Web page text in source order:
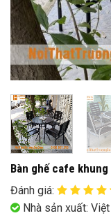
Bàn ghế cafe
Đánh giá:
Nhà sản xuất: